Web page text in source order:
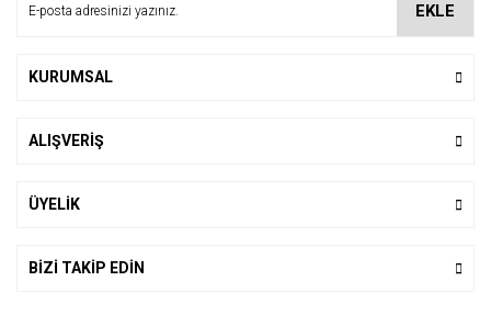
EKLE
KURUMSAL
ALIŞVERİŞ
ÜYELİK
BİZİ TAKİP EDİN